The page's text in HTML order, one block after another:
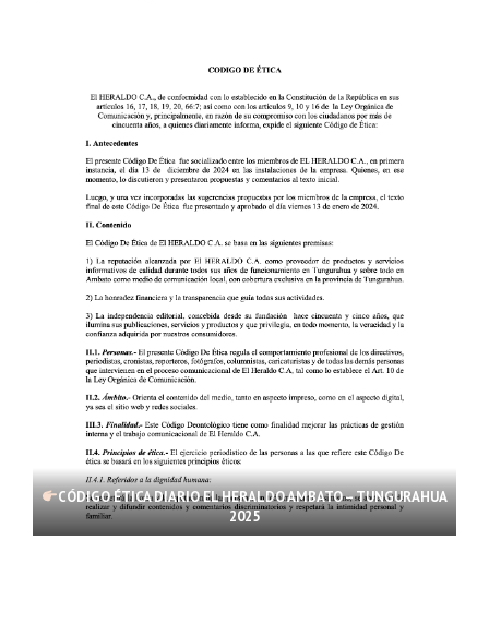
CÓDIGO ÉTICA DIARIO EL HERALDO AMBATO – TUNGURAHUA
2025